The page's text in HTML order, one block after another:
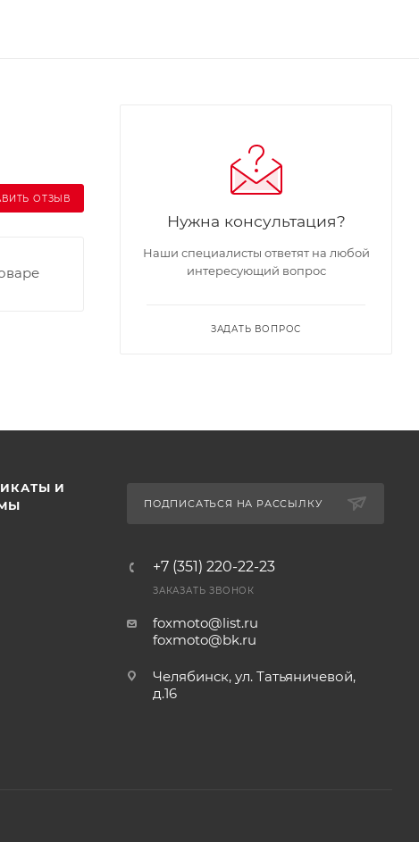
ОТЗЫВ
Нужна консультация?
Наши специалисты ответят на любой
интересующий вопрос
ЗАДАТЬ ВОПРОС
И
ПОДПИСАТЬСЯ НА РАССЫЛКУ
+7 (351) 220-22-23
ЗАКАЗАТЬ ЗВОНОК
foxmoto@list.ru
foxmoto@bk.ru
Челябинск, ул. Татьяничевой,
д.16